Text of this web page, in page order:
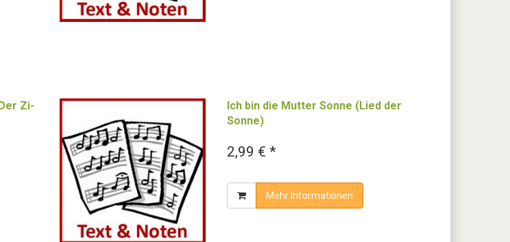
Zi-
Ich bin die Mutter Sonne (Lied der
Sonne)
2,99 € *
Mehr Informationen